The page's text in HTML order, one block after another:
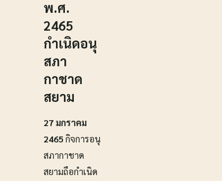
พ.ศ.
2465
กำเนิดอนุ
สภา
กาชาด
สยาม
27 มกราคม
2465กิจการอนุ
สภากาชาด
สยามถือกำเนิด